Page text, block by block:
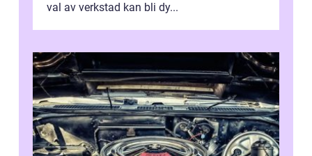
val av verkstad kan bli dy...